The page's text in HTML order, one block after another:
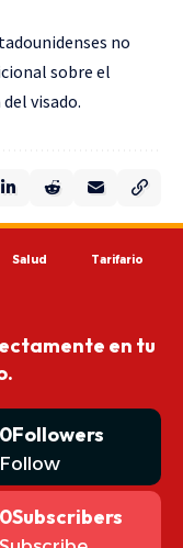
no
sobre el
visado.
Salud
Tarifario
en tu
0Followers
Follow
0Subscribers